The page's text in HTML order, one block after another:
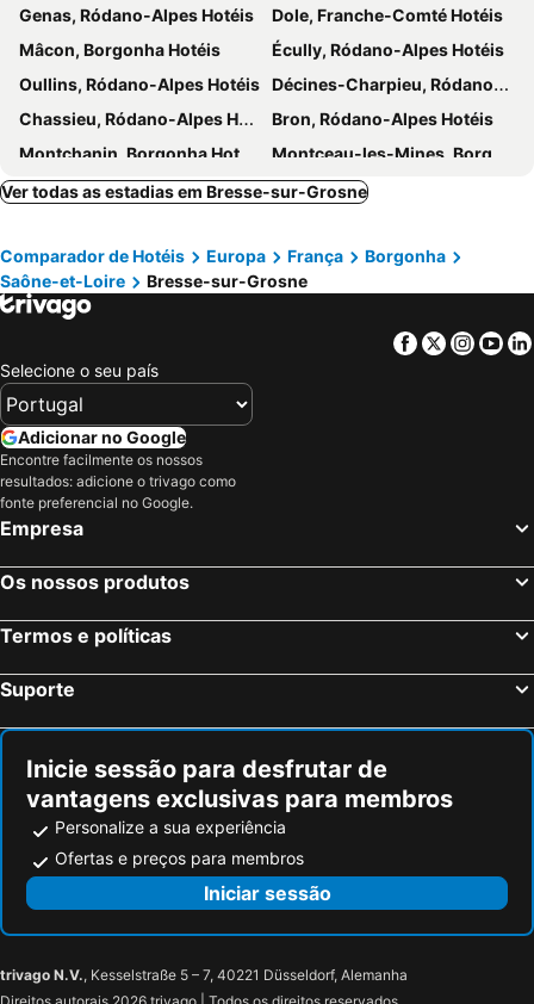
Genas, Ródano-Alpes Hotéis
Dole, Franche-Comté Hotéis
Mâcon, Borgonha Hotéis
Écully, Ródano-Alpes Hotéis
Oullins, Ródano-Alpes Hotéis Décines-Charpieu, Ródano-Alpes Hotéis
Chassieu, Ródano-Alpes Hotéis
Bron, Ródano-Alpes Hotéis
Montchanin, Borgonha Hotéis
Montceau-les-Mines, Borgonha Hotéis
Lons-le-Saunier, Franche-Comté Hotéis
Longvic, Borgonha Hotéis
Villefranche-sur-Saône, Ródano-Alpes Hotéis
Marsannay-la-Côte, Borgonha Hotéis
Caluire-et-Cuire, Ródano-Alpes Hotéis
Meyzieu, Ródano-Alpes Hotéis
Beynost, Ródano-Alpes Hotéis
Dijon, Borgonha Hotéis
Malafretaz, Ródano-Alpes Hotéis
Chalon-sur-Saône, Borgonha Hotéis
Avermes, Auvergne Hotéis
Paris, França Hotéis
Coupvray, França Hotéis
Bordéus, Aquitânia Hotéis
Serris, França Hotéis
Colmar, Alsácia Hotéis
Ver todas as estadias em Bresse-sur-Grosne
Comparador de Hotéis Europa França
Borgonha
Saône-et-Loire
Bresse-sur-Grosne
Facebook
Twitter
Selecione o seu país
Adicionar no Google
Encontre facilmente os nossos
resultados: adicione o trivago como
fonte preferencial no Google.
Empresa
Os nossos produtos
Termos e políticas
Suporte
Inicie sessão para desfrutar de
vantagens exclusivas para membros
Personalize a sua experiência
Ofertas e preços para membros
Iniciar sessão
trivago N.V., Kesselstraße 5 – 7, 40221 Düsseldorf, Alemanha